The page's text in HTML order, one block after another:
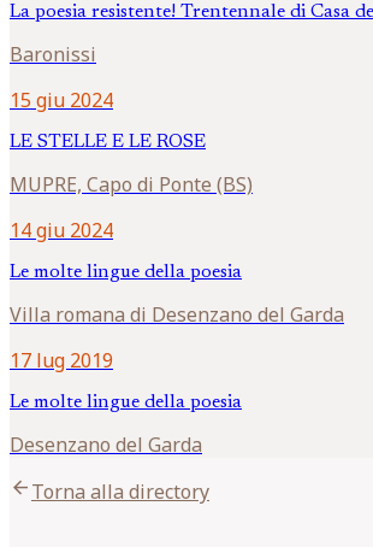
La poesia resistente! Trentennale di Casa
Baronissi
15 giu 2024
LE STELLE E LE ROSE
MUPRE, Capo di Ponte (BS)
14 giu 2024
Le molte lingue della poesia
Villa romana di Desenzano del Garda
17 lug 2019
Le molte lingue della poesia
Desenzano del Garda
arrow_backTorna alla directory